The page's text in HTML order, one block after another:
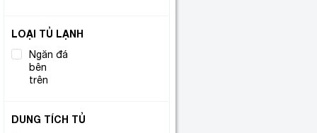
LOẠI TỦ LẠNH
Ngăn đá
bên
trên
DUNG TÍCH TỦ